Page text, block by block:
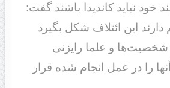
خود نباید کاندیدا باشند گفت:
دارند این ائتلاف شکل بگیرد
شخصیت‌ها و علما رایزنی
را در عمل انجام شده قرار